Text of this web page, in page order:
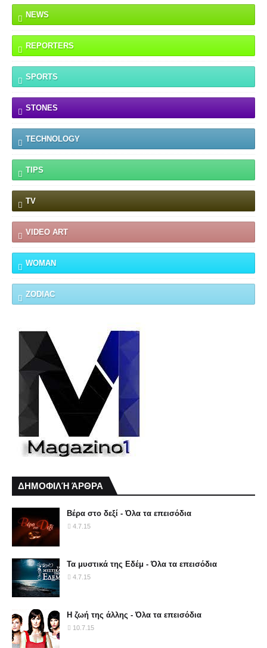
NEWS
REPORTERS
SPORTS
STONES
TECHNOLOGY
TIPS
TV
VIDEO ART
WOMAN
ZODIAC
ΔΗΜΟΦΙΛΉ ΆΡΘΡΑ
Βέρα στο δεξί - Όλα τα επεισόδια
4.7.15
Τα μυστικά της Εδέμ - Όλα τα επεισόδια
4.7.15
Η ζωή της άλλης - Όλα τα επεισόδια
10.7.15